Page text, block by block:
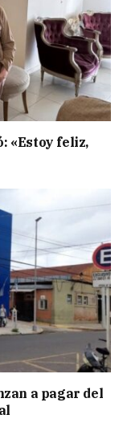
«Estoy feliz,
a pagar del